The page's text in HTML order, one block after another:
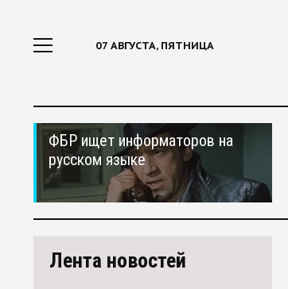
07 АВГУСТА, ПЯТНИЦА
ФБР ищет информаторов на
русском языке
Лента новостей